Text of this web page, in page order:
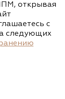
открывая
с
следующих